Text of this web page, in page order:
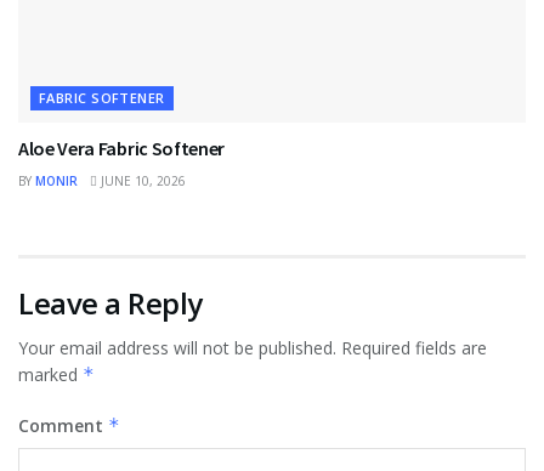
FABRIC SOFTENER
Aloe Vera Fabric Softener
BY MONIR JUNE 10, 2026
Leave a Reply
Your email address will not be published. Required fields are
marked *
Comment *